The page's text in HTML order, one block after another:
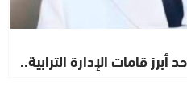
قامات الإدارة الترابية..